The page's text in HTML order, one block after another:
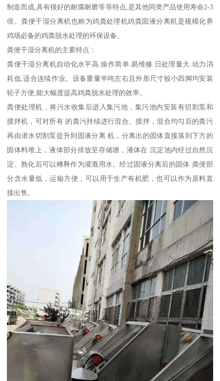
制造而成,具有很好的耐腐耐磨等等特点,是其他同类产品使用寿命2-3
倍。粪便干湿分离机也称为鸡粪处理机鸡粪固液分离机是规模化养
鸡场必备的鸡粪脱水处理的环保设备。
粪便干湿分离机的主要特点：
粪便干湿分离机自动化水平高.操作简单.易维修.日处理量大.动力消
耗低.适合连续作业。设备重量半吨左右且外形尺寸较小四脚均安装
轮子方便,能大幅度提高鸡粪脱水处理的效率。
粪便处理机，将污水收集后进入集污池，集污池内安装有切割泵和
搅拌机，可对所有 的粪污持续进行混合、搅拌，混合均匀后的粪污
再由潜水切割泵提升到固液分离 机，分离出的固体直接落到下方的
固体料堆上，液体部分排放至存储塘，液体在 沉淀池内经过自然沉
淀、熟化后可以稀释作为灌溉用水。经过固液分离后的固体 粪便部
分含水量低，运输方便，可以用于生产有机肥，也可以作为原料直
接出售。